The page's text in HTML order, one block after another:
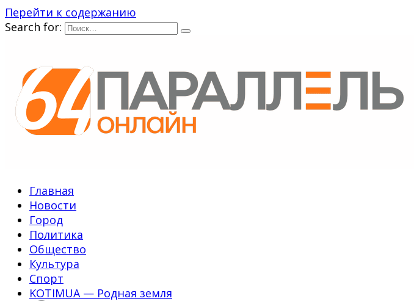
Перейти к содержанию
Search for:
Главная
Новости
Город
Политика
Общество
Культура
Спорт
KOTIMUA — Родная земля